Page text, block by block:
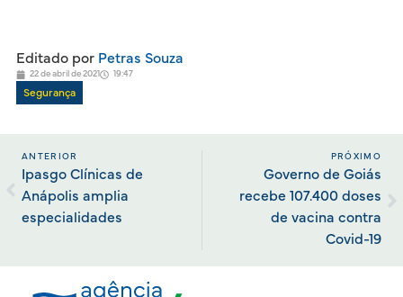
Editado porPetras Souza
22 de abril de 2021 19:47
Segurança
ANTERIOR
Ipasgo Clínicas de
Anápolis amplia
especialidades
PRÓXIMO
Governo de Goiás
recebe 107.400 doses
de vacina contra
Covid-19